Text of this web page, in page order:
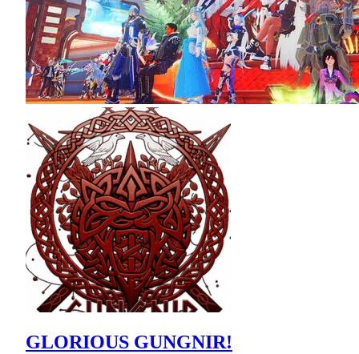
GLORIOUS GUNGNIR!